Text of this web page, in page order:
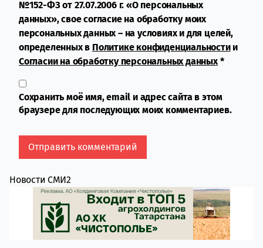
№152-ФЗ от 27.07.2006 г. «О персональных
данных», свое согласие на обработку моих
персональных данных – на условиях и для целей,
определенных в Политике конфиденциальностии
Согласии на обработку персональных данных*
Сохранить моё имя, email и адрес сайта в этом
браузере для последующих моих комментариев.
Новости СМИ2